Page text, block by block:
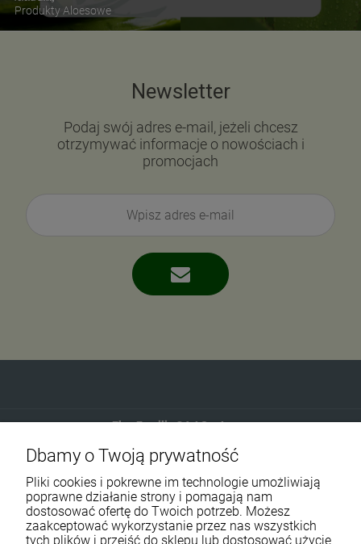
Produkty Aloesowe
Newsletter
Podaj swój adres e-mail, jeżeli chcesz
otrzymywać informacje o nowościach i
promocjach
Eko-Familia GAJ Sp.Jawna
Gdańska 60
90-616 Łódź
790 727 174
Dbamy o Twoją prywatność
Pliki cookies i pokrewne im technologie umożliwiają
poprawne działanie strony i pomagają nam
dostosować ofertę do Twoich potrzeb. Możesz
zaakceptować wykorzystanie przez nas wszystkich
tych plików i przejść do sklepu lub dostosować użycie